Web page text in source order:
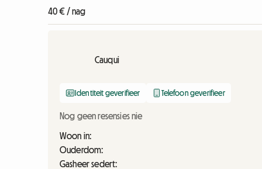
40 € / nag
Cauqui
Identiteit geverifieer Telefoon geverifieer
Nog geen resensies nie
Woon in:
Ouderdom:
Gasheer sedert: